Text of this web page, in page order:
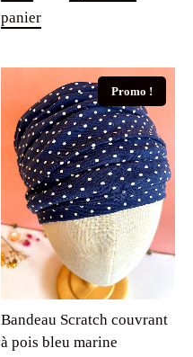
panier
Promo !
Bandeau Scratch couvrant
à pois bleu marine